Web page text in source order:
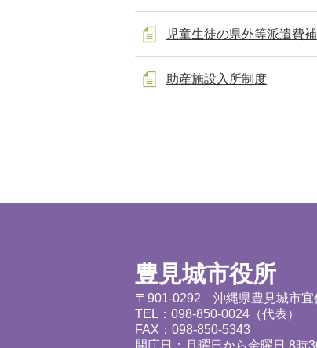
児童生徒の県外等派遣費
助産施設入所制度
豊見城市役所
〒901-0292 沖縄県豊見城市宜
TEL：098-850-0024（代表）
FAX：098-850-5343
開庁日：月曜日から金曜日 8時